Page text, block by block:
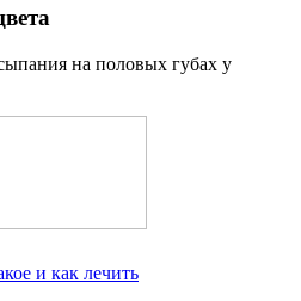
и как лечить